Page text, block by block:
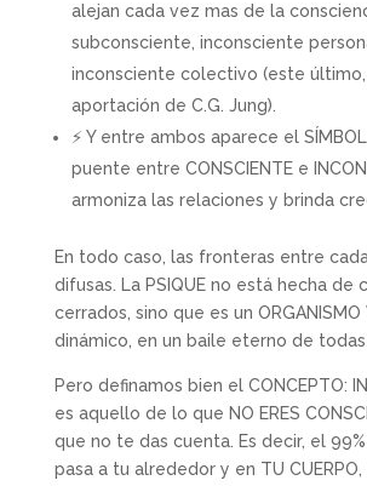
alejan cada vez mas de la
subconsciente, inconsciente
inconsciente colectivo (este último,
aportación de C.G. Jung).
⚡ Y entre ambos aparece el
puente entre CONSCIENTE e
armoniza las relaciones y brinda
En todo caso, las fronteras entre
difusas. La PSIQUE no está hecha de
cerrados, sino que es un ORGANISMO
dinámico, en un baile eterno de todas
Pero definamos bien el CONCEPTO:
es aquello de lo que NO ERES
que no te das cuenta. Es decir, el
pasa a tu alrededor y en TU CUERPO,